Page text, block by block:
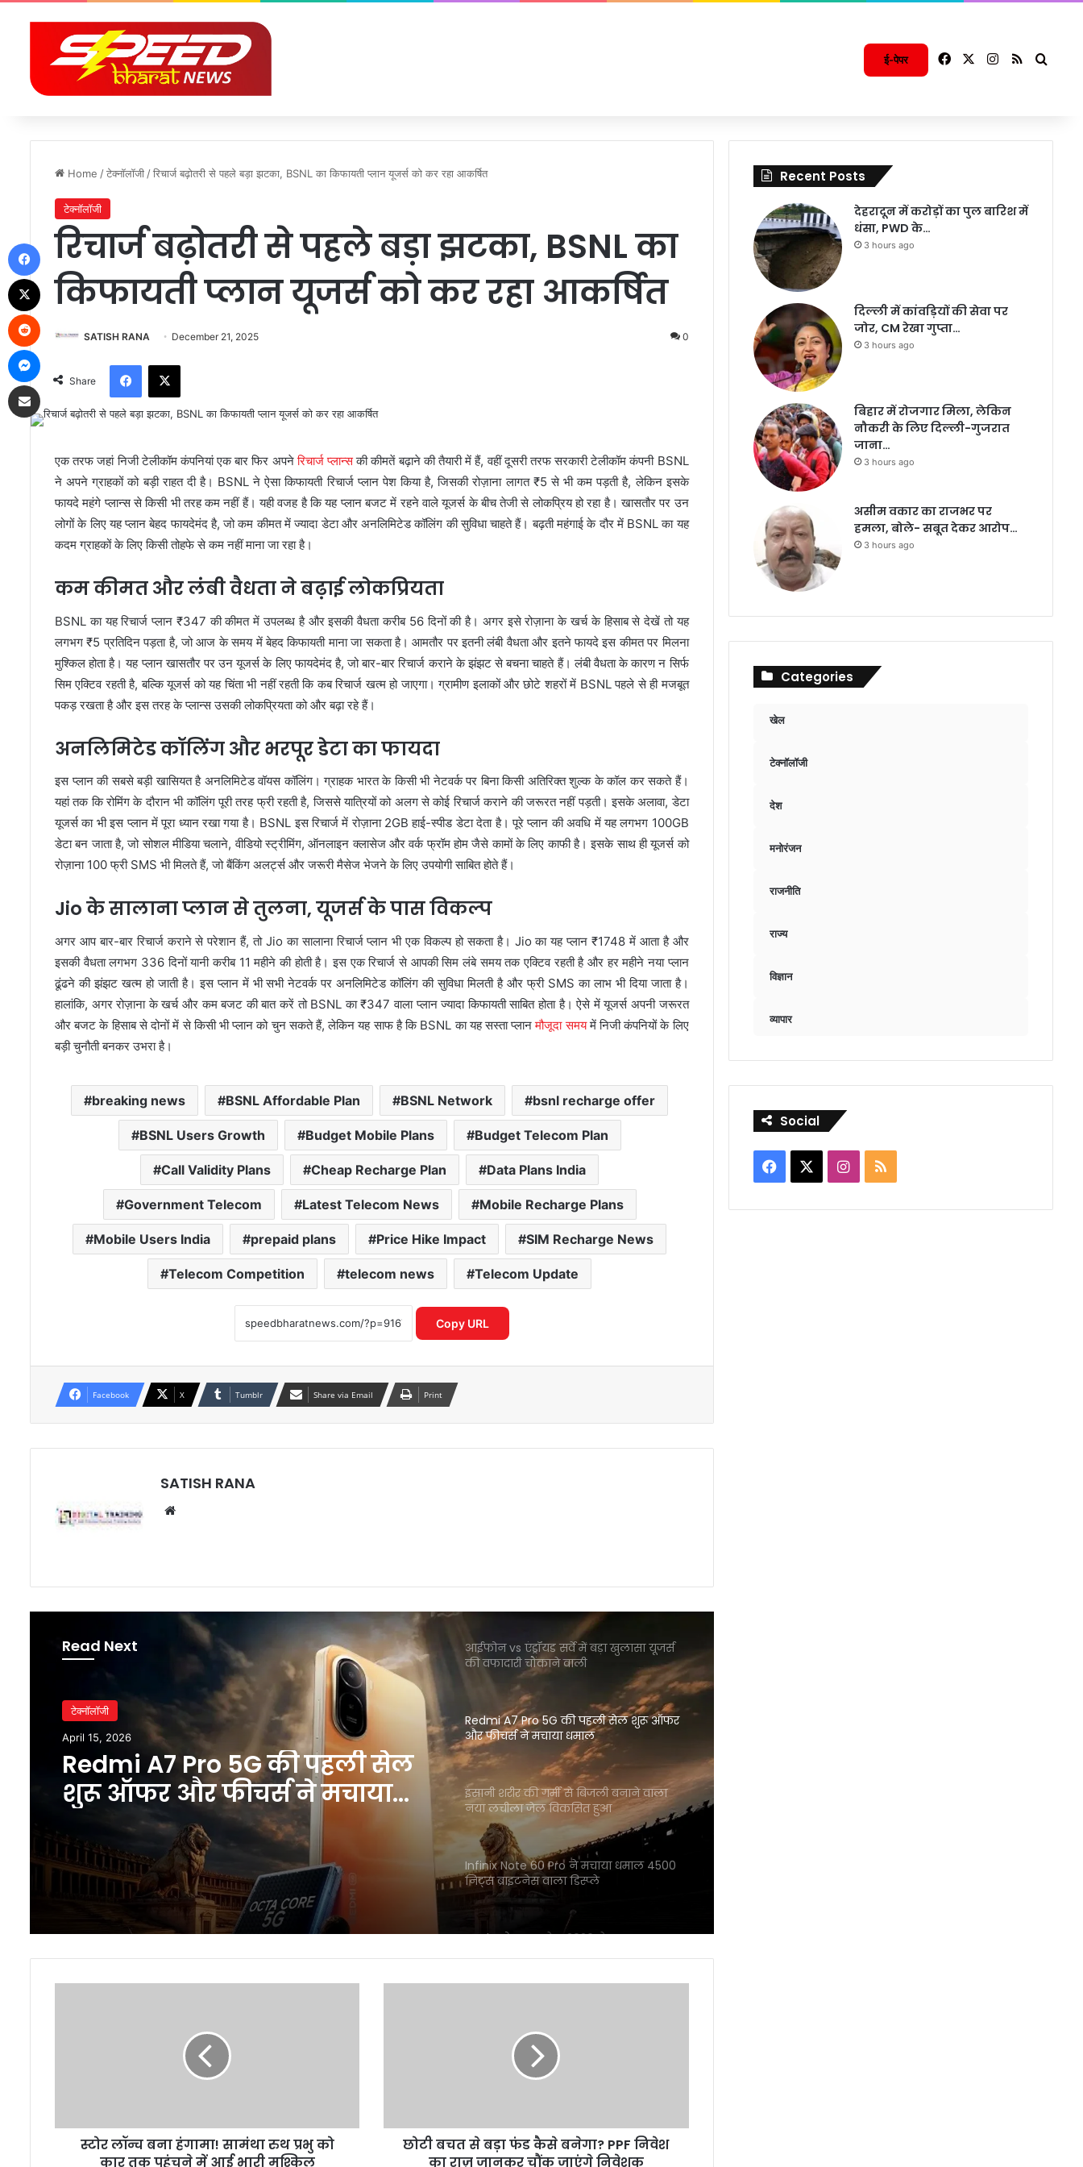
ई-पेपर FacebookInstagram
RSS
Home /टेक्नॉलॉजी /रिचार्ज बढ़ोतरी से पहले बड़ा झटका, BSNL का किफायती प्लान यूजर्स को कर रहा आकर्षित
टेक्नॉलॉजी
रिचार्ज बढ़ोतरी से पहले बड़ा झटका, BSNL का
किफायती प्लान यूजर्स को कर रहा आकर्षित
SATISH RANA December 21, 2025 0
Share
Facebook
X
एक तरफ जहां निजी टेलीकॉम कंपनियां एक बार फिर अपनेरिचार्ज प्लान्सकी कीमतें बढ़ाने की तैयारी में हैं, वहीं दूसरी तरफ सरकारी टेलीकॉम कंपनी BSNL
ने अपने ग्राहकों को बड़ी राहत दी है। BSNL ने ऐसा किफायती रिचार्ज प्लान पेश किया है, जिसकी रोज़ाना लागत ₹5 से भी कम पड़ती है, लेकिन इसके
फायदे महंगे प्लान्स से किसी भी तरह कम नहीं हैं। यही वजह है कि यह प्लान बजट में रहने वाले यूजर्स के बीच तेजी से लोकप्रिय हो रहा है। खासतौर पर उन
लोगों के लिए यह प्लान बेहद फायदेमंद है, जो कम कीमत में ज्यादा डेटा और अनलिमिटेड कॉलिंग की सुविधा चाहते हैं। बढ़ती महंगाई के दौर में BSNL का यह
कदम ग्राहकों के लिए किसी तोहफे से कम नहीं माना जा रहा है।
कम कीमत और लंबी वैधता ने बढ़ाई लोकप्रियता
BSNL का यह रिचार्ज प्लान ₹347 की कीमत में उपलब्ध है और इसकी वैधता करीब 56 दिनों की है। अगर इसे रोज़ाना के खर्च के हिसाब से देखें तो यह
लगभग ₹5 प्रतिदिन पड़ता है, जो आज के समय में बेहद किफायती माना जा सकता है। आमतौर पर इतनी लंबी वैधता और इतने फायदे इस कीमत पर मिलना
मुश्किल होता है। यह प्लान खासतौर पर उन यूजर्स के लिए फायदेमंद है, जो बार-बार रिचार्ज कराने के झंझट से बचना चाहते हैं। लंबी वैधता के कारण न सिर्फ
सिम एक्टिव रहती है, बल्कि यूजर्स को यह चिंता भी नहीं रहती कि कब रिचार्ज खत्म हो जाएगा। ग्रामीण इलाकों और छोटे शहरों में BSNL पहले से ही मजबूत
पकड़ रखता है और इस तरह के प्लान्स उसकी लोकप्रियता को और बढ़ा रहे हैं।
अनलिमिटेड कॉलिंग और भरपूर डेटा का फायदा
इस प्लान की सबसे बड़ी खासियत है अनलिमिटेड वॉयस कॉलिंग। ग्राहक भारत के किसी भी नेटवर्क पर बिना किसी अतिरिक्त शुल्क के कॉल कर सकते हैं।
यहां तक कि रोमिंग के दौरान भी कॉलिंग पूरी तरह फ्री रहती है, जिससे यात्रियों को अलग से कोई रिचार्ज कराने की जरूरत नहीं पड़ती। इसके अलावा, डेटा
यूजर्स का भी इस प्लान में पूरा ध्यान रखा गया है। BSNL इस रिचार्ज में रोज़ाना 2GB हाई-स्पीड डेटा देता है। पूरे प्लान की अवधि में यह लगभग 100GB
डेटा बन जाता है, जो सोशल मीडिया चलाने, वीडियो स्ट्रीमिंग, ऑनलाइन क्लासेज और वर्क फ्रॉम होम जैसे कामों के लिए काफी है। इसके साथ ही यूजर्स को
रोज़ाना 100 फ्री SMS भी मिलते हैं, जो बैंकिंग अलर्ट्स और जरूरी मैसेज भेजने के लिए उपयोगी साबित होते हैं।
Jio के सालाना प्लान से तुलना, यूजर्स के पास विकल्प
अगर आप बार-बार रिचार्ज कराने से परेशान हैं, तो Jio का सालाना रिचार्ज प्लान भी एक विकल्प हो सकता है। Jio का यह प्लान ₹1748 में आता है और
इसकी वैधता लगभग 336 दिनों यानी करीब 11 महीने की होती है। इस एक रिचार्ज से आपकी सिम लंबे समय तक एक्टिव रहती है और हर महीने नया प्लान
ढूंढने की झंझट खत्म हो जाती है। इस प्लान में भी सभी नेटवर्क पर अनलिमिटेड कॉलिंग की सुविधा मिलती है और फ्री SMS का लाभ भी दिया जाता है।
हालांकि, अगर रोज़ाना के खर्च और कम बजट की बात करें तो BSNL का ₹347 वाला प्लान ज्यादा किफायती साबित होता है। ऐसे में यूजर्स अपनी जरूरत
और बजट के हिसाब से दोनों में से किसी भी प्लान को चुन सकते हैं, लेकिन यह साफ है कि BSNL का यह सस्ता प्लानमौजूदा समयमें निजी कंपनियों के लिए
बड़ी चुनौती बनकर उभरा है।
breaking news BSNL Affordable Plan BSNL Network bsnl recharge offer
BSNL Users Growth Budget Mobile Plans Budget Telecom Plan
Call Validity Plans Cheap Recharge Plan Data Plans India
Government Telecom Latest Telecom News Mobile Recharge Plans
Mobile Users India prepaid plans Price Hike Impact SIM Recharge News
Telecom Competition telecom news Telecom Update
Copy URL
Facebook X Tumblr Share via Email Print
SATISH RANA
Read Next
टेक्नॉलॉजी
April 15, 2026
Redmi A7 Pro 5G की पहली सेल
शुरू ऑफर और फीचर्स ने मचाया
धमाल
गलत UPI ट्रांजेक्शन हो गया? घबराएं नहीं, इन 4
रियल टाइम एक्शन से बचाए गए हजारों करोड़
टाइम पर जताई गंभीर चिंता
आईफोन vs एंड्रॉयड सर्वे में बड़ा खुलासा यूजर्स
की वफादारी चौंकाने वाली
Redmi A7 Pro 5G की पहली सेल शुरू ऑफर
और फीचर्स ने मचाया धमाल
इंसानी शरीर की गर्मी से बिजली बनाने वाला
नया लचीला जेल विकसित हुआ
Infinix Note 60 Pro ने मचाया धमाल 4500
निट्स ब्राइटनेस वाला डिस्प्ले
Apple प्रोडक्ट्स सेल 2026 ने मचाया तहलका
Motorola Signature 50MP क्वाड कैमरा
I4C का नया मॉडल साइबर अपराधियों पर
कार
स्टोर लॉन्च बना हंगामा! सामंथा रुथ प्रभु को
कार तक पहुंचने में आई भारी मुश्किल
निवेश
छोटी बचत से बड़ा फंड कैसे बनेगा? PPF निवेश
का राज़ जानकर चौंक जाएंगे निवेशक
Recent Posts
देहरादून में करोड़ों का पुल बारिश में
धंसा, PWD के…
3 hours ago
दिल्ली में कांवड़ियों की सेवा पर
जोर, CM रेखा गुप्ता…
3 hours ago
बिहार में रोजगार मिला, लेकिन
नौकरी के लिए दिल्ली-गुजरात
जाना…
3 hours ago
असीम वकार का राजभर पर
हमला, बोले- सबूत देकर आरोप…
3 hours ago
Categories
खेल
टेक्नॉलॉजी
देश
मनोरंजन
राजनीति
राज्य
विज्ञान
व्यापार
Social
Facebook Instagram
RSS
Facebook
Share via Email